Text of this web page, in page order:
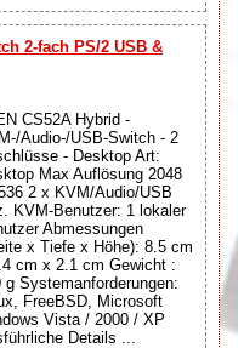
2-fach PS/2 USB &
CS52A Hybrid -
Audio-/USB-Switch - 2
- Desktop Art:
Max Auflösung 2048
2 x KVM/Audio/USB
KVM-Benutzer: 1 lokaler
Abmessungen
x Tiefe x Höhe): 8.5 cm
cm x 2.1 cm Gewicht :
g Systemanforderungen:
FreeBSD, Microsoft
Vista / 2000 / XP
Details ...